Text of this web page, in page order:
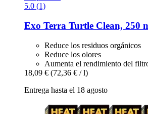
5.0 (1)
Exo Terra Turtle Clean, 250
Reduce los residuos orgánicos
Reduce los olores
Aumenta el rendimiento del
18,09 € (72,36 € / l)
Entrega hasta el 18 agosto